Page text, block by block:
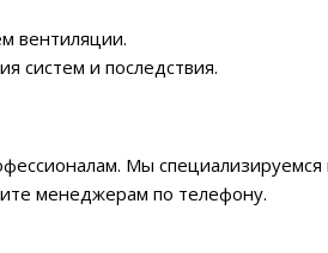
вентиляции.
систем и последствия.
Мы
менеджерам по телефону.